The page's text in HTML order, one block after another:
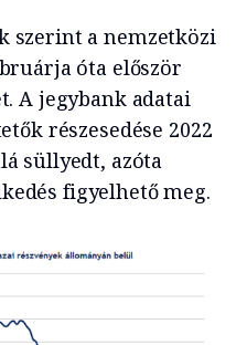
szerint a nemzetközi
óta először
A jegybank adatai
részesedése 2022
süllyedt, azóta
figyelhető meg.